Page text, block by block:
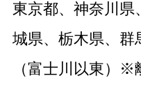
東京都、神奈川県
城県、 栃木県、群
（富士川以東）
※